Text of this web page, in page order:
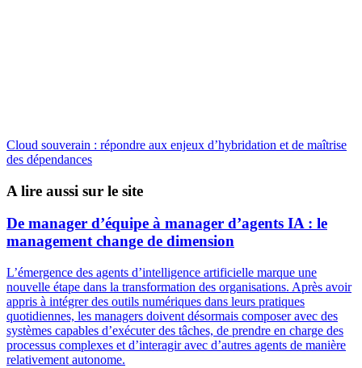
Cloud souverain : répondre aux enjeux d’hybridation et de maîtrise
des dépendances
A lire aussi sur le site
De manager d’équipe à manager d’agents IA : le
management change de dimension
L’émergence des agents d’intelligence artificielle marque une
nouvelle étape dans la transformation des organisations. Après avoir
appris à intégrer des outils numériques dans leurs pratiques
quotidiennes, les managers doivent désormais composer avec des
systèmes capables d’exécuter des tâches, de prendre en charge des
processus complexes et d’interagir avec d’autres agents de manière
relativement autonome.